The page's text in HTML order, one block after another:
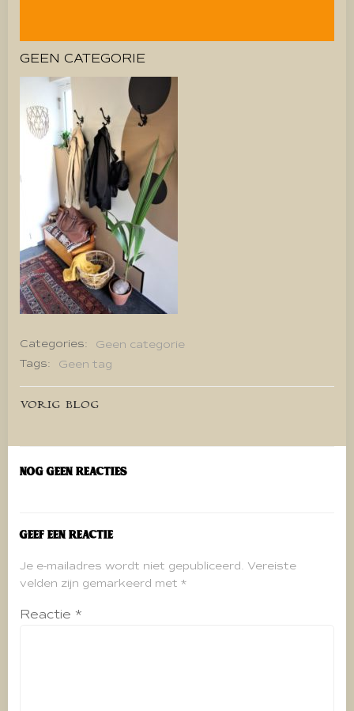
GEEN CATEGORIE
Categories:
Geen categorie
Tags:
Geen tag
Bericht
navigatie
VORIG BLOG
Nog geen reacties
Geef een reactie
Je e-mailadres wordt niet gepubliceerd. Vereiste
velden zijn gemarkeerd met *
Reactie *